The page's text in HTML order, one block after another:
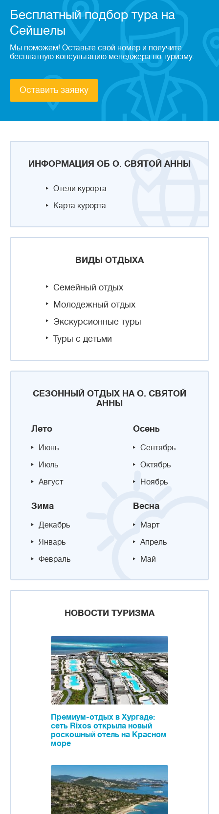
ИНФОРМАЦИЯ ОБ О. СВЯТОЙ АННЫ
Отели курорта
Карта курорта
ВИДЫ ОТДЫХА
Семейный отдых
Молодежный отдых
Экскурсионные туры
Туры с детьми
СЕЗОННЫЙ ОТДЫХ НА О. СВЯТОЙ
АННЫ
Лето
Июнь
Июль
Август
Осень
Сентябрь
Октябрь
Ноябрь
Зима
Декабрь
Январь
Февраль
Весна
Март
Апрель
Май
НОВОСТИ ТУРИЗМА
Премиум-отдых в Хургаде:
сеть Rixos открыла новый
роскошный отель на Красном
море
Бесплатный подбор тура на
Сейшелы
Мы поможем! Оставьте свой номер и получите
бесплатную консультацию менеджера по туризму.
Оставить заявку